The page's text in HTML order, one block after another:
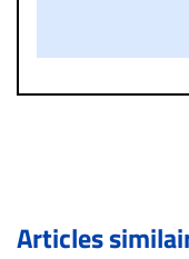
diffamatoire. Si
un commentaire
immédiatement
de validation, un
Articles